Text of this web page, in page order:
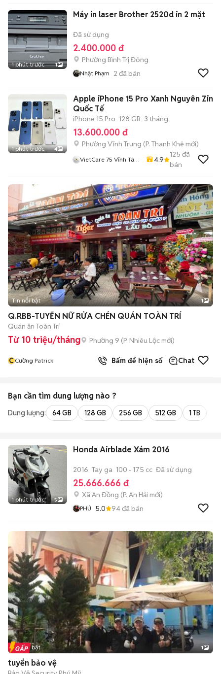
1 phút trước 1
Máy in laser Brother 2520d in 2 mặt
Đã sử dụng
2.400.000 đ
Phường Bình Trị Đông
Nhật Phạm 2 đã bán
1 phút trước 4
Apple iPhone 15 Pro Xanh Nguyên Zin
Quốc Tế
iPhone 15 Pro 128 GB 3 tháng
13.600.000 đ
Phường Vĩnh Trung (P. Thanh Khê mới)
VietCare 75 Vĩnh Tân
4.9
125 đã
bán
Tin nổi bật 1
Q.RBB-TUYỂN NỮ RỬA CHÉN QUÁN TOÀN TRÍ
Quán ăn Toàn Trí
Từ 10 triệu/tháng Phường 9 (P. Nhiêu Lộc mới)
CCường Patrick Bấm để hiện số Chat
Bạn cần tìm dung lượng nào ?
Dung lượng: 64 GB 128 GB 256 GB 512 GB 1 TB
1 phút trước 5
Honda Airblade Xám 2016
2016 Tay ga 100 - 175 cc Đã sử dụng
25.666.666 đ
Xã An Đồng (P. An Hải mới)
PHÚ 5.0 94đã bán
Tin nổi bật 1
tuyển bảo vệ